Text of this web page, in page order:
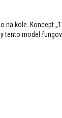
na kole. Koncept
tento model